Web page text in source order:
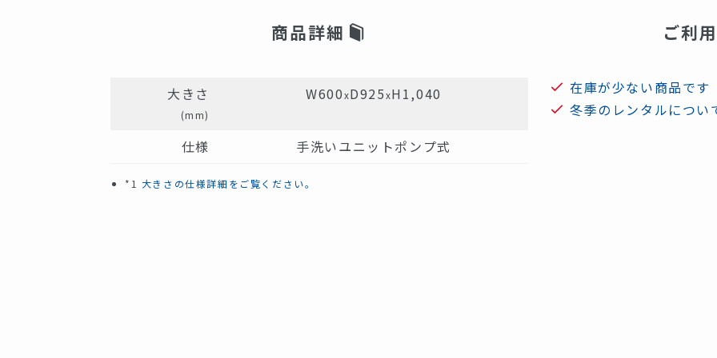
商品詳細
大きさ
(mm)
W600xD925xH1,040
仕様 手洗いユニットポンプ式
*1 大きさの仕様詳細をご覧ください。
ご利
在庫が少ない商品です
冬季のレンタルについ